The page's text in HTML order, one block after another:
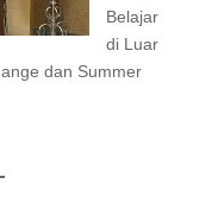
Belajar
di Luar
dan Summer